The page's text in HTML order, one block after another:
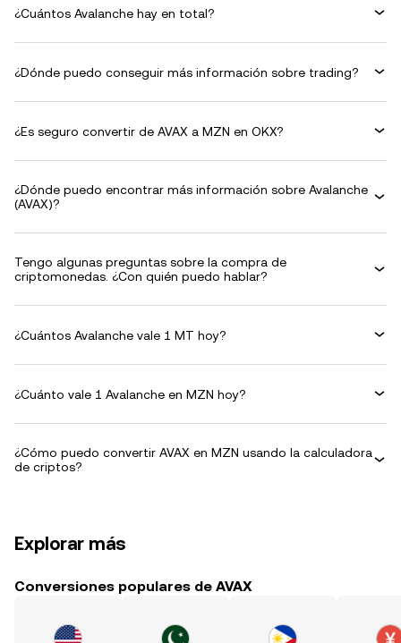
¿Cuántos Avalanche hay en total?
¿Dónde puedo conseguir más información sobre trading?
¿Es seguro convertir de AVAX a MZN en OKX?
¿Dónde puedo encontrar más información sobre Avalanche
(AVAX)?
Tengo algunas preguntas sobre la compra de
criptomonedas. ¿Con quién puedo hablar?
¿Cuántos Avalanche vale 1 MT hoy?
¿Cuánto vale 1 Avalanche en MZN hoy?
¿Cómo puedo convertir AVAX en MZN usando la calculadora
de criptos?
Explorar más
Conversiones populares de AVAX